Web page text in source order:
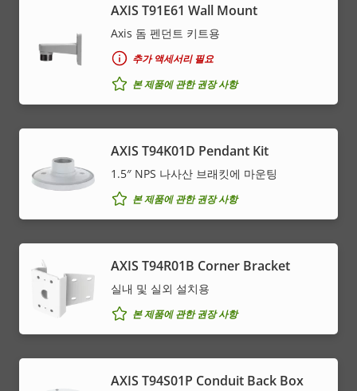
AXIS T91E61 Wall Mount
Axis 돔 펜던트 키트용
추가 액세서리 필요
본 제품에 관한 권장 사항
AXIS T94K01D Pendant Kit
1.5″ NPS 나사산 브래킷에 마운팅
본 제품에 관한 권장 사항
AXIS T94R01B Corner Bracket
실내 및 실외 설치용
본 제품에 관한 권장 사항
AXIS T94S01P Conduit Back Box